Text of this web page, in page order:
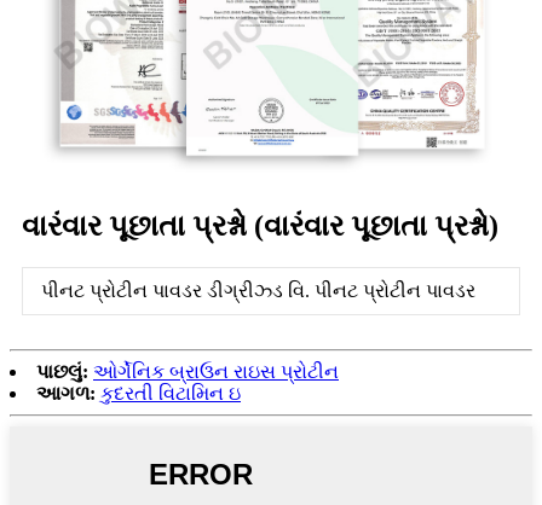
વારંવાર પૂછાતા પ્રશ્નો (વારંવાર પૂછાતા પ્રશ્નો)
પીનટ પ્રોટીન પાવડર ડીગ્રીઝ્ડ વિ. પીનટ પ્રોટીન પાવડર
પાછલું: ઓર્ગેનિક બ્રાઉન રાઇસ પ્રોટીન
આગળ: કુદરતી વિટામિન ઇ